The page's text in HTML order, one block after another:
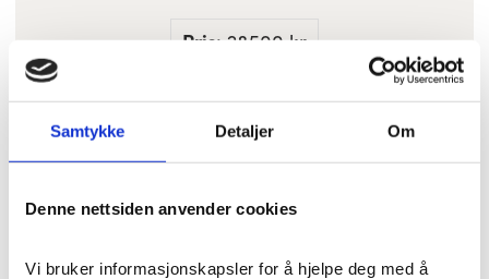
Samtykke Detaljer Om
Denne nettsiden anvender cookies
Vi bruker informasjonskapsler for å hjelpe deg med å
Pris: 28500 kr
Helpolert/antikkbehandlet motiv